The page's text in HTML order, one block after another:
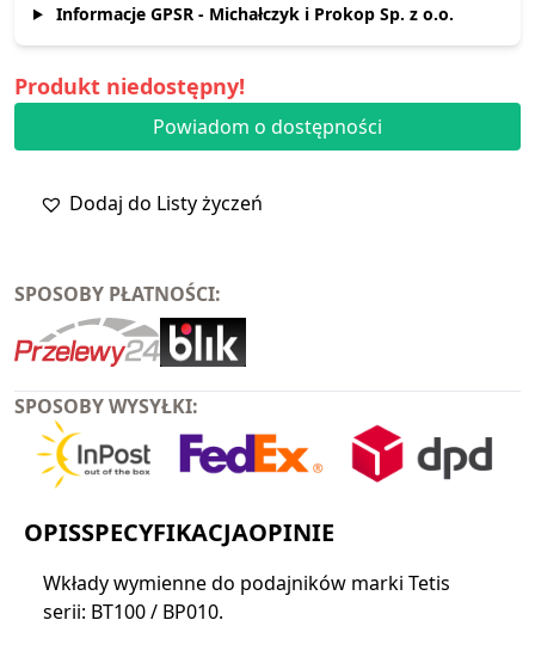
Informacje GPSR - Michałczyk i Prokop Sp. z o.o.
Produkt niedostępny!
Powiadom o dostępności
Dodaj do Listy życzeń
SPOSOBY PŁATNOŚCI:
SPOSOBY WYSYŁKI:
OPISSPECYFIKACJAOPINIE
Wkłady wymienne do podajników marki Tetis
serii: BT100 / BP010.